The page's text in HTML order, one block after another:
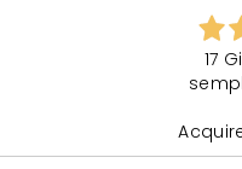
17